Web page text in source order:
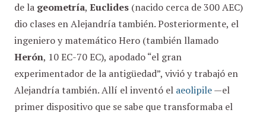
de la geometría, Euclides (nacido cerca de 300 AEC)
dio clases en Alejandría también. Posteriormente, el
ingeniero y matemático Hero (también llamado
Herón, 10 EC-70 EC), apodado “el gran
experimentador de la antigüedad”, vivió y trabajó en
Alejandría también. Allí el inventó el aeolipile—el
primer dispositivo que se sabe que transformaba el